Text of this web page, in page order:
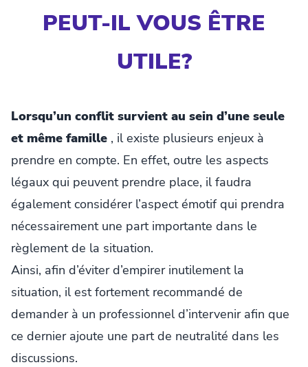
PEUT-IL VOUS ÊTRE
UTILE?
Lorsqu’un conflit survient au sein d’une seule
et même famille , il existe plusieurs enjeux à
prendre en compte. En effet, outre les aspects
légaux qui peuvent prendre place, il faudra
également considérer l’aspect émotif qui prendra
nécessairement une part importante dans le
règlement de la situation.
Ainsi, afin d’éviter d’empirer inutilement la
situation, il est fortement recommandé de
demander à un professionnel d’intervenir afin que
ce dernier ajoute une part de neutralité dans les
discussions.